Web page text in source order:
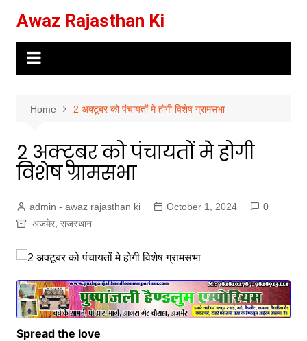
content
Awaz Rajasthan Ki
Home 2 अक्टूबर को पंचायतों मे होगी विशेष ग्रामसभा
2 अक्टूबर को पंचायतों मे होगी
विशेष ग्रामसभा
admin - awaz rajasthan ki October 1, 2024
0
अजमेर, राजस्थान
Spread the love